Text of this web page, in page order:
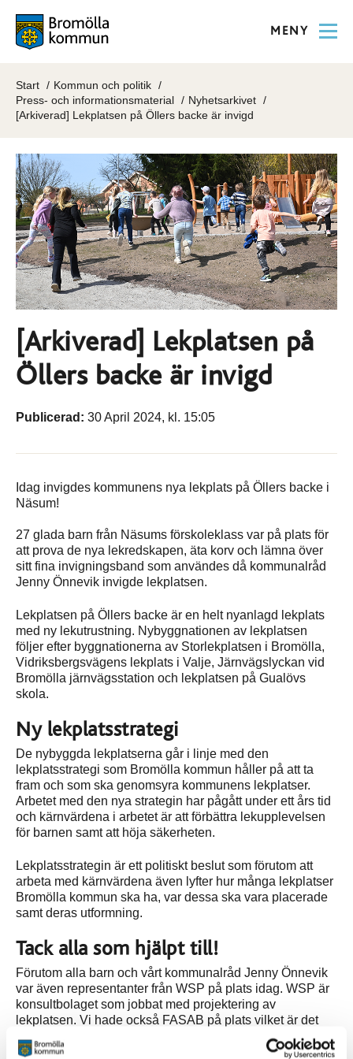
MENY
Start
Kommun och politik
Press- och informationsmaterial
Nyhetsarkivet
[Arkiverad] Lekplatsen på Öllers backe är invigd
[Arkiverad] Lekplatsen på
Öllers backe är invigd
Publicerad: 30 April 2024, kl. 15:05
Idag invigdes kommunens nya lekplats på Öllers backe i
Näsum!
27 glada barn från Näsums förskoleklass var på plats för
att prova de nya lekredskapen, äta korv och lämna över
sitt fina invigningsband som användes då kommunalråd
Jenny Önnevik invigde lekplatsen.
Lekplatsen på Öllers backe är en helt nyanlagd lekplats
med ny lekutrustning. Nybyggnationen av lekplatsen
följer efter byggnationerna av Storlekplatsen i Bromölla,
Vidriksbergsvägens lekplats i Valje, Järnvägslyckan vid
Bromölla järnvägsstation och lekplatsen på Gualövs
skola.
Ny lekplatsstrategi
De nybyggda lekplatserna går i linje med den
lekplatsstrategi som Bromölla kommun håller på att ta
fram och som ska genomsyra kommunens lekplatser.
Arbetet med den nya strategin har pågått under ett års tid
och kärnvärdena i arbetet är att förbättra lekupplevelsen
för barnen samt att höja säkerheten.
Lekplatsstrategin är ett politiskt beslut som förutom att
arbeta med kärnvärdena även lyfter hur många lekplatser
Bromölla kommun ska ha, var dessa ska vara placerade
samt deras utformning.
Tack alla som hjälpt till!
Förutom alla barn och vårt kommunalråd Jenny Önnevik
var även representanter från WSP på plats idag. WSP är
konsultbolaget som jobbat med projektering av
lekplatsen. Vi hade också FASAB på plats vilket är det
företag som har byggt lekplatsen, samt representanter
från tekniska avdelningen på Bromölla kommun.